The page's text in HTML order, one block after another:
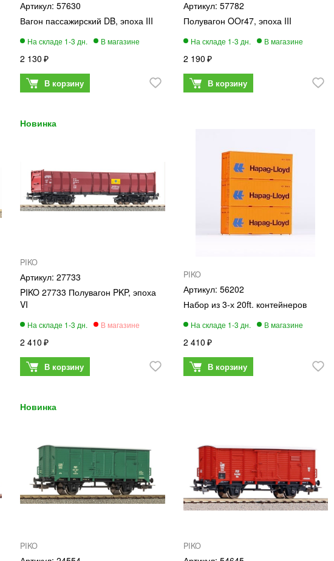
57630
Вагон пассажирский DB, эпоха III
2 130
57782
Полувагон OOr47, эпоха III
2 190
PIKO
27733
PIKO 27733 Полувагон PKP, эпоха
VI
2 410
PIKO
56202
Набор из 3-х 20ft. контейнеров
2 410
PIKO PIKO